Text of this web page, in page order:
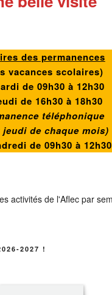
des permanences
vacances scolaires)
de 09h30 à 12h30
de 16h30 à 18h30
téléphonique
jeudi de chaque mois)
de 09h30 à 12h30
2027 !